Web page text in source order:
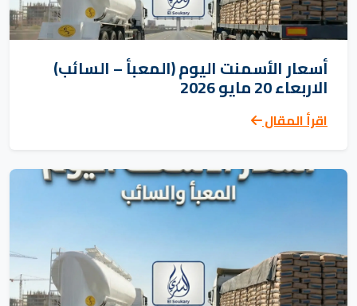
أسعار الأسمنت اليوم (المعبأ – السائب)
الاربعاء 20 مايو 2026
اقرأ المقال